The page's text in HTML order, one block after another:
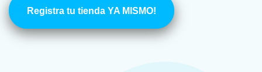
Registra tu tienda YA MISMO!